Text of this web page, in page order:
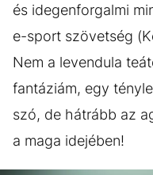
és idegenforgalmi
e-sport szövetség
Nem a levendula
fantáziám, egy
szó, de hátrább az
a maga idejében!